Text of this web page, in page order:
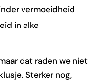
vermoeidheid
in elke
dat raden we niet
Sterker nog,